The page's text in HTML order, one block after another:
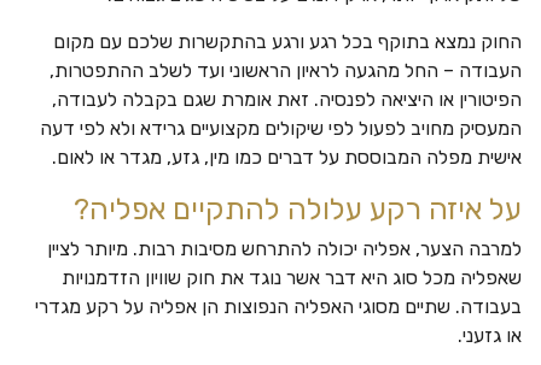
החוק נמצא בתוקף בכל רגע ורגע בהתקשרות שלכם עם מקום
העבודה – החל מהגעה לראיון הראשוני ועד לשלב ההתפטרות,
הפיטורין או היציאה לפנסיה. זאת אומרת שגם בקבלה לעבודה,
המעסיק מחויב לפעול לפי שיקולים מקצועיים גרידא ולא לפי דעה
אישית מפלה המבוססת על דברים כמו מין, גזע, מגדר או לאום.
על איזה רקע עלולה להתקיים אפליה?
למרבה הצער, אפליה יכולה להתרחש מסיבות רבות. מיותר לציין
שאפליה מכל סוג היא דבר אשר נוגד את חוק שוויון הזדמנויות
בעבודה. שתיים מסוגי האפליה הנפוצות הן אפליה על רקע מגדרי
או גזעני.